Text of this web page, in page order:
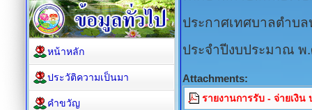
ประกาศเทศบาลตำบล
ประจำปีงบประมาณ
Attachments:
รายงานการรับ - จ่ายเงิ
หน้าหลัก
ประวัติความเป็นมา
คำขวัญ